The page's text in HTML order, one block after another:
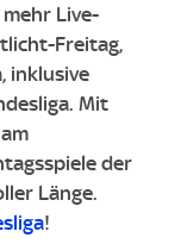
Live-
Freitag,
inklusive
Mit
der
Länge.
!